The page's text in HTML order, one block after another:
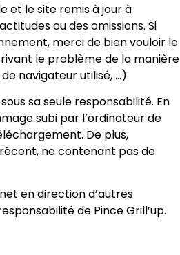
et le site remis à jour à
ou des omissions. Si
merci de bien vouloir le
le problème de la manière
navigateur utilisé, …).
sa seule responsabilité. En
subi par l’ordinateur de
De plus,
ne contenant pas de
en direction d’autres
de Pince Grill’up.